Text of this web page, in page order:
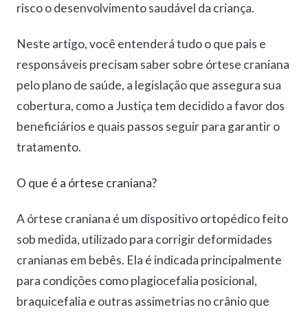
risco o desenvolvimento saudável da criança.
Neste artigo, você entenderá tudo o que pais e
responsáveis precisam saber sobre órtese craniana
pelo plano de saúde, a legislação que assegura sua
cobertura, como a Justiça tem decidido a favor dos
beneficiários e quais passos seguir para garantir o
tratamento.
O que é a órtese craniana?
A órtese craniana é um dispositivo ortopédico feito
sob medida, utilizado para corrigir deformidades
cranianas em bebês. Ela é indicada principalmente
para condições como plagiocefalia posicional,
braquicefalia e outras assimetrias no crânio que